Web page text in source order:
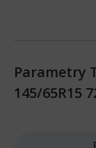
Parametry
145/65R15